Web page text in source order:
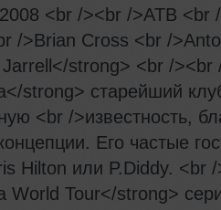
<br /><br />ATB <br
/>Brian Cross <br /
strong> <br /><br
strong> старейший
<br />известность,
Его частые
Hilton или P.Diddy. <br
World Tour</strong>